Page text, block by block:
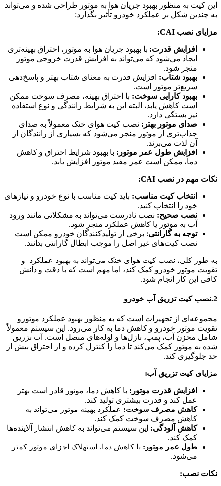
این کیت به منظور بهبود جریان هوا به موتور طراحی شده و می‌تواند
به چندین شکل بر عملکرد خودرو تأثیر بگذارد:
مزایای نصب CAI:
افزایش قدرت: با بهبود جریان هوا به موتور، احتراق بهینه‌تری
ایجاد می‌شود که می‌تواند به افزایش قدرت خروجی موتور
منجر شود.
بهبود شتاب: افزایش قدرت به معنای شتاب بهتر و پاسخ‌دهی
سریع‌تر موتور است.
بهبود کارایی سوخت: با احتراق بهینه، مصرف سوخت ممکن
است کاهش یابد، البته این به شرایط رانندگی و نوع استفاده
نیز بستگی دارد.
صدای موتور بهتر: نصب کیت هوای خنک معمولاً به صدای
جذاب‌تری از موتور منجر می‌شود که بسیاری از رانندگان از
آن لذت می‌برند.
افزایش طول عمر موتور: با بهبود شرایط احتراق و کاهش
دما، ممکن است عمر مفید موتور افزایش یابد.
نکات مهم در نصب CAI:
انتخاب کیت مناسب: باید کیت مناسب با نوع خودرو و نیازهای
خود را انتخاب کنید.
نصب صحیح: نصب نادرست می‌تواند به مشکلاتی مانند ورود
آب به موتور یا کاهش عملکرد منجر شود.
توجه به گارانتی: برخی از تولیدکنندگان خودرو ممکن است
نصب کیت‌های غیر اصل را موجب ابطال گارانتی بدانند.
به طور کلی، نصب کیت هوای خنک می‌تواند به بهبود عملکرد و
تقویت موتور خودرو کمک کند، اما مهم است که با دقت و دانش
کافی این کار انجام شود.
2.نصب کیت تزریق آب خودرو
مجموعه‌ای از تجهیزات است که به منظور بهبود عملکرد موتورو
تقویت موتور خودرو و کاهش دما به کار می‌رود. این سیستم معمولاً
شامل مخزن آب، پمپ، نازل‌ها و لوله‌های متصل است. آب تزریق
شده به موتور کمک می‌کند تا دما را کنترل کرده و از احتراق بیش از
حد جلوگیری کند.
مزایای کیت تزریق آب:
افزایش قدرت موتور: با کاهش دما، موتور قادر است بهتر
عمل کند و قدرت بیشتری تولید کند.
کاهش مصرف سوخت: عملکرد بهینه موتور می‌تواند به
کاهش مصرف سوخت کمک کند.
کاهش آلودگی: این سیستم می‌تواند به کاهش انتشار آلاینده‌ها
کمک کند.
طول عمر موتور: با کاهش دما، استهلاک اجزای موتور کمتر
می‌شود.
نکات نصب: